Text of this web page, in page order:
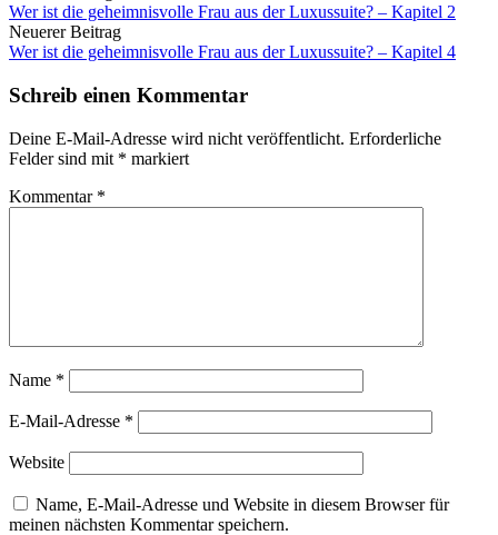
Navigation
Wer ist die geheimnisvolle Frau aus der Luxussuite? – Kapitel 2
Neuerer Beitrag
Wer ist die geheimnisvolle Frau aus der Luxussuite? – Kapitel 4
Schreib einen Kommentar
Deine E-Mail-Adresse wird nicht veröffentlicht. Erforderliche
Felder sind mit * markiert
Kommentar *
Name *
E-Mail-Adresse *
Website
Name, E-Mail-Adresse und Website in diesem Browser für
meinen nächsten Kommentar speichern.